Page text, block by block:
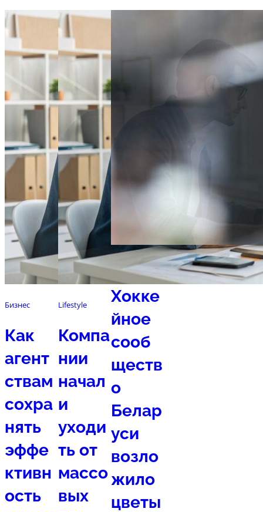
Бизнес
Как
агент
ствам
сохра
нять
эффе
ктивн
ость
Lifestyle
Компа
нии
начал
и
уходи
ть от
массо
вых
Спорт
Хокке
йное
сооб
ществ
о
Белар
уси
возло
жило
цветы